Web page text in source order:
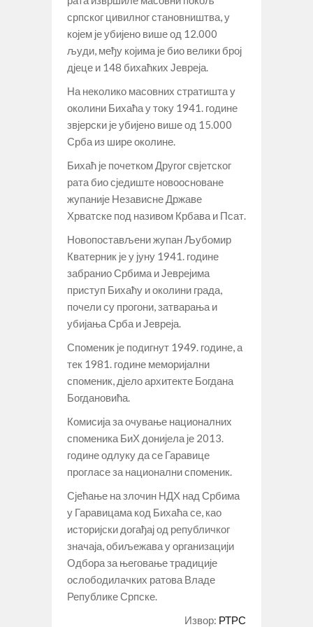
српског цивилног становништва, у
којем је убијено више од 12.000
људи, међу којима је био велики број
дјеце и 148 бихаћких Јевреја.
На неколико масовних стратишта у
околини Бихаћа у току 1941. године
звјерски је убијено више од 15.000
Срба из шире околине.
Бихаћ је почетком Другог свјетског
рата био сједиште новоосноване
жупаније Независне Државе
Хрватске под називом Крбава и Псат.
Новопостављени жупан Љубомир
Кватерник је у јуну 1941. године
забранио Србима и Јеврејима
приступ Бихаћу и околини града,
почели су прогони, затварања и
убијања Срба и Јевреја.
Споменик је подигнут 1949. године, а
тек 1981. године меморијални
споменик, дјело архитекте Богдана
Богдановића.
Комисија за очување националних
споменика БиХ донијела је 2013.
године одлуку да се Гаравице
прогласе за национални споменик.
Сјећање на злочин НДХ над Србима
у Гаравицама код Бихаћа се, као
историјски догађај од републичког
значаја, обиљежава у организацији
Одбора за његовање традиције
ослободилачких ратова Владе
Републике Српске.
Извор: РТРС